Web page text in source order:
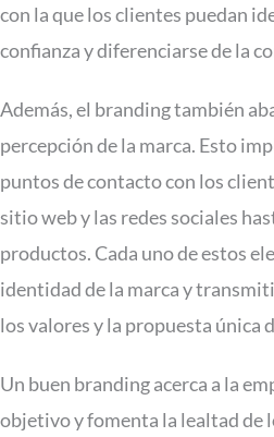
con la que los clientes puedan
confianza y diferenciarse de la
Además, el branding también
percepción de la marca. Esto
puntos de contacto con los
sitio web y las redes sociales
productos. Cada uno de estos
identidad de la marca y
los valores y la propuesta única
Un buen branding acerca a la
objetivo y fomenta la lealtad de